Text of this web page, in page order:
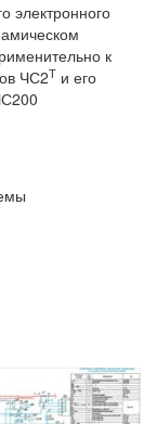
электронного
к
ЧС2Т и его